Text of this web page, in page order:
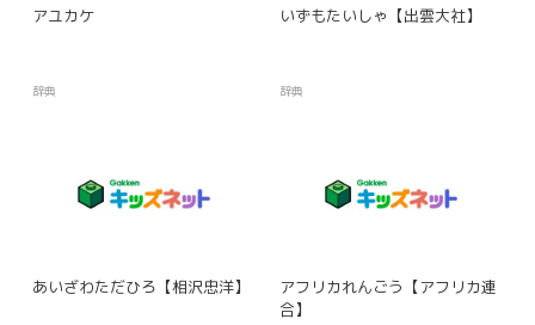
アユカケ
辞典
いずもたいしゃ【出雲大社】
辞典
あいざわただひろ【相沢忠洋】
アフリカれんごう【アフリカ連
合】